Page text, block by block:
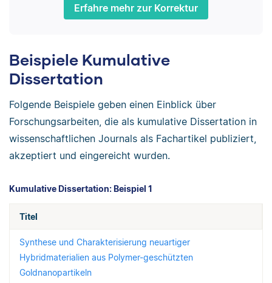
Erfahre mehr zur Korrektur
Beispiele Kumulative
Dissertation
Folgende Beispiele geben einen Einblick über
Forschungsarbeiten, die als kumulative Dissertation in
wissenschaftlichen Journals als Fachartikel publiziert,
akzeptiert und eingereicht wurden.
Kumulative Dissertation: Beispiel 1
Titel
Synthese und Charakterisierung neuartiger
Hybridmaterialien aus Polymer-geschützten
Goldnanopartikeln